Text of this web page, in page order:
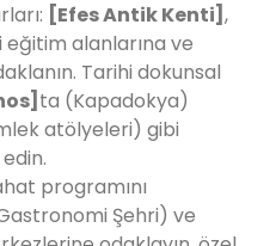
[Efes Antik Kenti],
alanlarına ve
Tarihi dokunsal
ta (Kapadokya)
atölyeleri) gibi
programını
Şehri) ve